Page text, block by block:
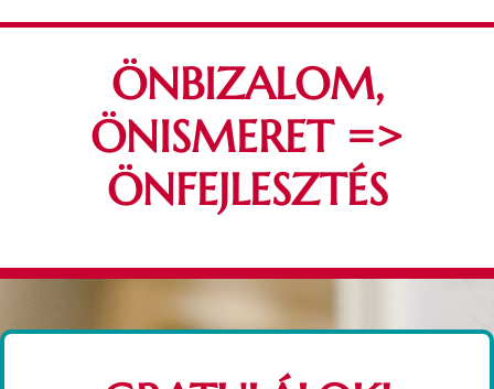
ÖNBIZALOM,
ÖNISMERET =>
ÖNFEJLESZTÉS